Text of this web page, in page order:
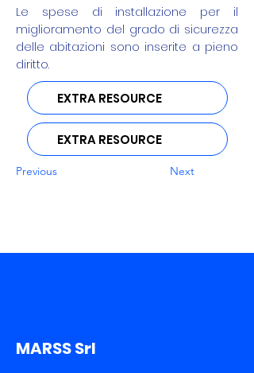
Le spese di installazione per il
miglioramento del grado di sicurezza
delle abitazioni sono inserite a pieno
diritto.
EXTRA RESOURCE
EXTRA RESOURCE
Previous Next
MARSS Srl